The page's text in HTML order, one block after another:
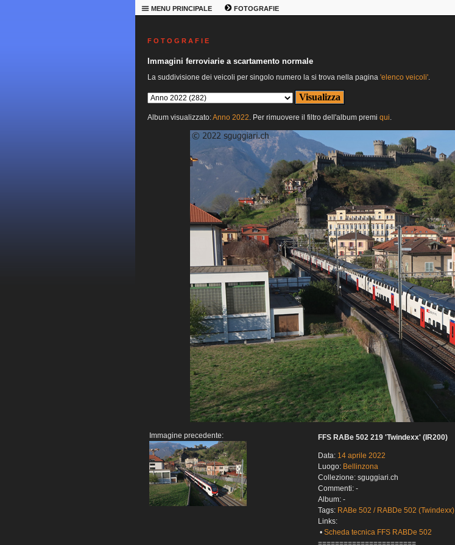
MENU PRINCIPALE FOTOGRAFIE
F O T O G R A F I E
Immagini ferroviarie a scartamento normale
La suddivisione dei veicoli per singolo numero la si trova nella pagina 'elenco veicoli'.
Album visualizzato:Anno 2022. Per rimuovere il filtro dell'album premi qui.
Immagine precedente: FFS RABe 502 219 'Twindexx' (IR200)
Data: 14 aprile 2022
Luogo: Bellinzona
Collezione: sguggiari.ch
Commenti: -
Album: -
Tags: RABe 502 / RABDe 502 (Twindexx)
Links:
• Scheda tecnica FFS RABDe 502